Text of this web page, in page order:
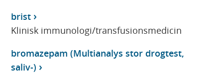
brist
Klinisk immunologi/transfusionsmedicin
bromazepam (Multianalys stor drogtest,
saliv-)